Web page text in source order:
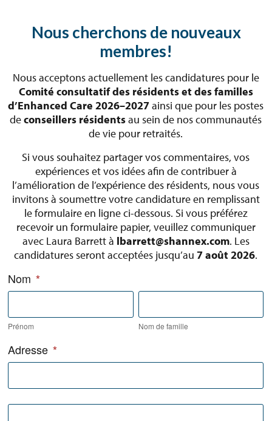
Nous cherchons de nouveaux
membres!
Nous acceptons actuellement les candidatures pour le
Comité consultatif des résidents et des familles
d’Enhanced Care 2026–2027ainsi que pour les postes
deconseillers résidentsau sein de nos communautés
de vie pour retraités.
Si vous souhaitez partager vos commentaires, vos
expériences et vos idées afin de contribuer à
l’amélioration de l’expérience des résidents, nous vous
invitons à soumettre votre candidature en remplissant
le formulaire en ligne ci-dessous. Si vous préférez
recevoir un formulaire papier, veuillez communiquer
avec Laura Barrett à lbarrett@shannex.com. Les
candidatures seront acceptées jusqu’au7 août 2026.
R
e
i
d
e
n
a
n
Nom*
P
é
o
m
Prénom
N
m
f
m
i
Nom de famille
Adresse*
A
r
e
A